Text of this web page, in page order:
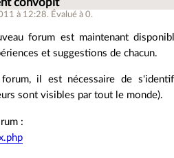
convopit
à 12:28. Évalué à0.
forum est maintenant
et suggestions de chacun.
il est nécessaire de
sont visibles par tout le monde).
: